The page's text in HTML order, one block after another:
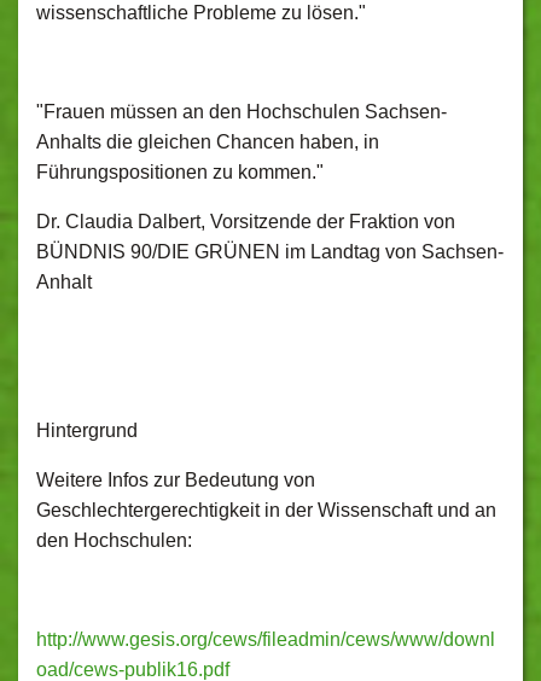
wissenschaftliche Probleme zu lösen."
"Frauen müssen an den Hochschulen Sachsen-
Anhalts die gleichen Chancen haben, in
Führungspositionen zu kommen."
Dr. Claudia Dalbert, Vorsitzende der Fraktion von
BÜNDNIS 90/DIE GRÜNEN im Landtag von Sachsen-
Anhalt
Hintergrund
Weitere Infos zur Bedeutung von
Geschlechtergerechtigkeit in der Wissenschaft und an
den Hochschulen:
http://www.gesis.org/cews/fileadmin/cews/www/downl
oad/cews-publik16.pdf